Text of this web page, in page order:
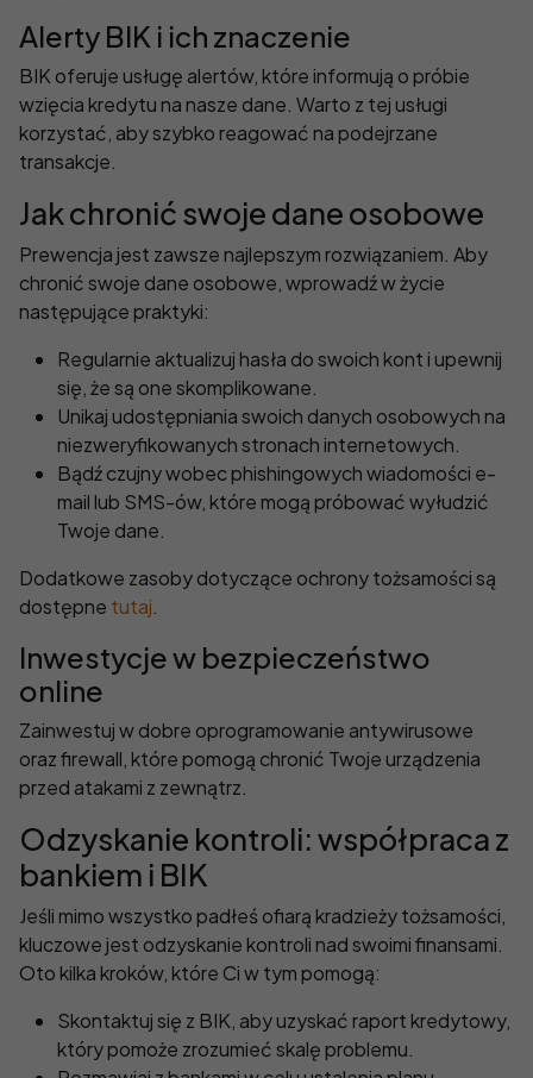
Alerty BIK i ich znaczenie
BIK oferuje usługę alertów, które informują o próbie
wzięcia kredytu na nasze dane. Warto z tej usługi
korzystać, aby szybko reagować na podejrzane
transakcje.
Jak chronić swoje dane osobowe
Prewencja jest zawsze najlepszym rozwiązaniem. Aby
chronić swoje dane osobowe, wprowadź w życie
następujące praktyki:
Regularnie aktualizuj hasła do swoich kont i upewnij
się, że są one skomplikowane.
Unikaj udostępniania swoich danych osobowych na
niezweryfikowanych stronach internetowych.
Bądź czujny wobec phishingowych wiadomości e-
mail lub SMS-ów, które mogą próbować wyłudzić
Twoje dane.
Dodatkowe zasoby dotyczące ochrony tożsamości są
dostępne tutaj.
Inwestycje w bezpieczeństwo
online
Zainwestuj w dobre oprogramowanie antywirusowe
oraz firewall, które pomogą chronić Twoje urządzenia
przed atakami z zewnątrz.
Odzyskanie kontroli: współpraca z
bankiem i BIK
Jeśli mimo wszystko padłeś ofiarą kradzieży tożsamości,
kluczowe jest odzyskanie kontroli nad swoimi finansami.
Oto kilka kroków, które Ci w tym pomogą:
Skontaktuj się z BIK, aby uzyskać raport kredytowy,
który pomoże zrozumieć skalę problemu.